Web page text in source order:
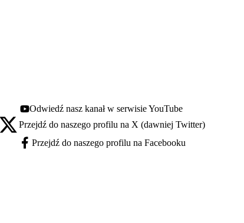
Youtube - otwiera się w nowej karcie
Odwiedź nasz kanał w serwisie YouTube
X - otwiera się w nowej karcie
Przejdź do naszego profilu na X (dawniej Twitter)
Facebook - otwiera się w nowej karcie
Przejdź do naszego profilu na Facebooku